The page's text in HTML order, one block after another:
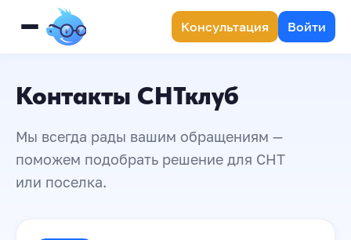
Консультация Войти
Контакты СНТклуб
Мы всегда рады вашим обращениям —
поможем подобрать решение для СНТ
или поселка.